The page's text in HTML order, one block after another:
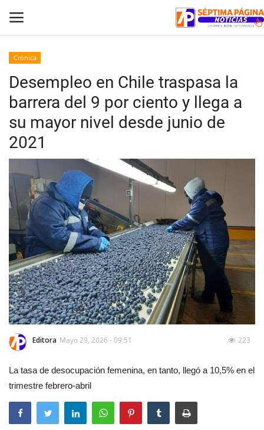
Inicio
Crónica
Policial
Tribunales
Deporte
Política
Espectáculos
Crónica
Desempleo en Chile traspasa la
barrera del 9 por ciento y llega a
su mayor nivel desde junio de
2021
Editora Mayo 29, 2026 - 09:51 223
La tasa de desocupación femenina, en tanto, llegó a 10,5% en el
trimestre febrero-abril